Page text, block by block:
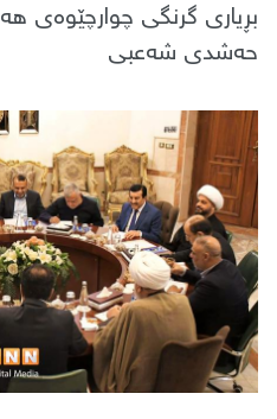
بڕیاری گرنگی چوارچێوەی
حەشدی شەعبی